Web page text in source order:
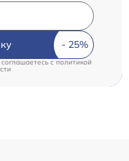
c политикой